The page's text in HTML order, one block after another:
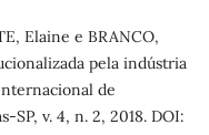
Elaine e BRANCO,
pela indústria
de
SP, v. 4, n. 2, 2018. DOI: